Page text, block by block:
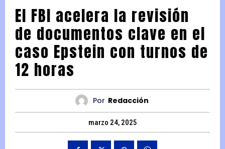
El FBI acelera la revisión
de documentos clave en el
caso Epstein con turnos de
12 horas
Por Redacción
marzo 24, 2025